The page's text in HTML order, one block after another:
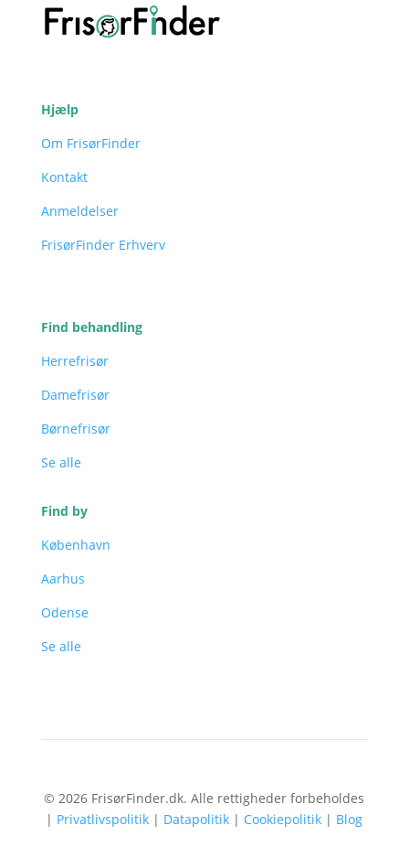
Hjælp
Om FrisørFinder
Kontakt
Anmeldelser
FrisørFinder Erhverv
Find behandling
Herrefrisør
Damefrisør
Børnefrisør
Se alle
Find by
København
Aarhus
Odense
Se alle
© 2026 FrisørFinder.dk. Alle rettigheder forbeholdes
| Privatlivspolitik | Datapolitik | Cookiepolitik | Blog